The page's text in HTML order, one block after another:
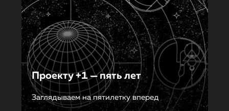
Проекту +1 — пять лет
Заглядываем на пятилетку вперед